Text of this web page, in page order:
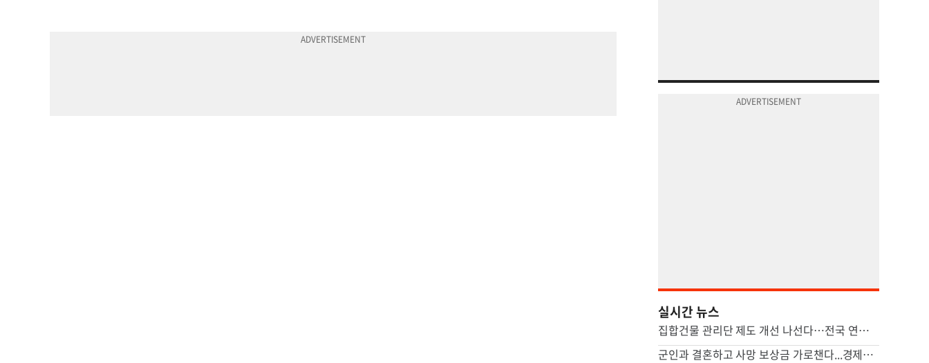
실시간 뉴스
집합건물 관리단 제도 개선 나선다…전국 연합회 창립 추진
군인과 결혼하고 사망 보상금 가로챈다...경제난·병력난 러시아의 ‘검은 과부’